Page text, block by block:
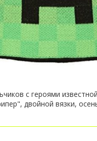
с героями
двойной вязки,